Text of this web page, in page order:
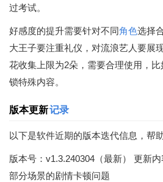
过考试。
好感度的提升需要针对不同角色选择
大王子要注重礼仪，对流浪艺人要展
花收集上限为2朵，需要合理使用，
锁特殊内容。
版本更新记录
以下是软件近期的版本迭代信息，帮
版本号：v1.3.240304（最新） 更新
部分场景的剧情卡顿问题